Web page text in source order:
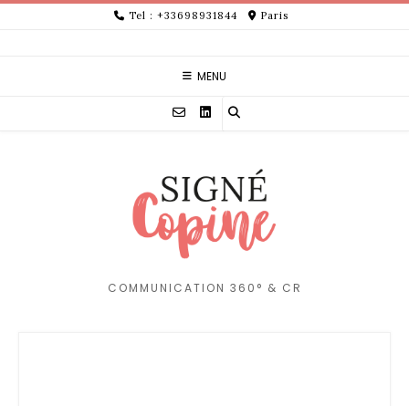
Skip
Tel : +33698931844 Paris
MENU
COMMUNICATION 360° & CR